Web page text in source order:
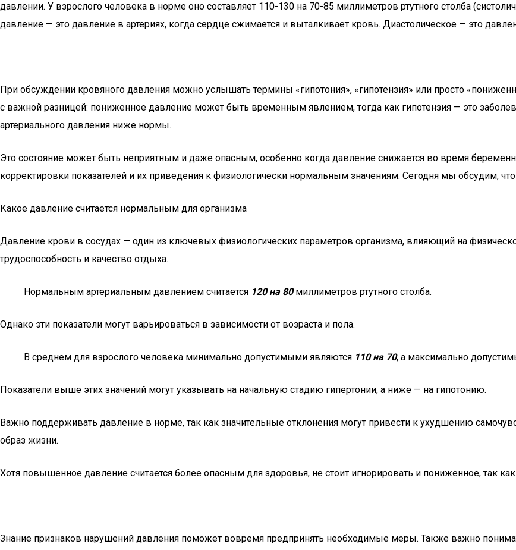
давлении. У взрослого человека в норме оно составляет 110-130 на 70-85 миллиметров ртутного столба
давление — это давление в артериях, когда сердце сжимается и выталкивает кровь. Диастолическое — это
При обсуждении кровяного давления можно услышать термины «гипотония», «гипотензия» или просто
с важной разницей: пониженное давление может быть временным явлением, тогда как гипотензия — это
артериального давления ниже нормы.
Это состояние может быть неприятным и даже опасным, особенно когда давление снижается во время
корректировки показателей и их приведения к физиологически нормальным значениям. Сегодня мы обсудим,
Какое давление считается нормальным для организма
Давление крови в сосудах — один из ключевых физиологических параметров организма, влияющий на
трудоспособность и качество отдыха.
Нормальным артериальным давлением считается 120 на 80миллиметров ртутного столба.
Однако эти показатели могут варьироваться в зависимости от возраста и пола.
В среднем для взрослого человека минимально допустимыми являются 110 на 70, а максимально
Показатели выше этих значений могут указывать на начальную стадию гипертонии, а ниже — на гипотонию.
Важно поддерживать давление в норме, так как значительные отклонения могут привести к ухудшению
образ жизни.
Хотя повышенное давление считается более опасным для здоровья, не стоит игнорировать и пониженное, так
Знание признаков нарушений давления поможет вовремя предпринять необходимые меры. Также важно